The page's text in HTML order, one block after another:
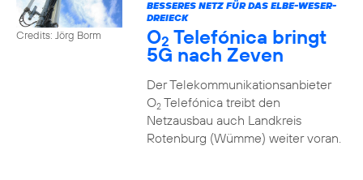
Credits: Jörg Borm
BESSERES NETZ FÜR DAS ELBE-WESER-
DREIECK
O2 Telefónica bringt
5G nach Zeven
Der Telekommunikationsanbieter
O2Telefónica treibt den
Netzausbau auch Landkreis
Rotenburg (Wümme) weiter voran.